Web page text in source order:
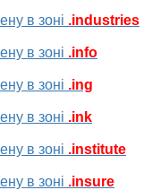
в зоні .industries
в зоні .info
в зоні .ing
в зоні .ink
в зоні .institute
в зоні .insure